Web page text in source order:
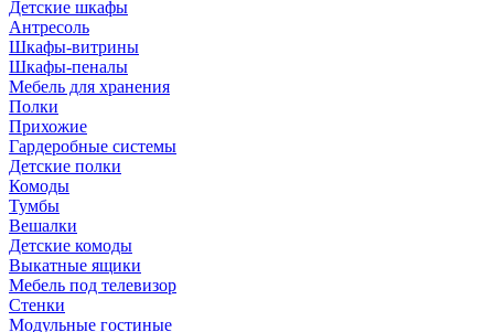
Детские шкафы
Антресоль
Шкафы-витрины
Шкафы-пеналы
Мебель для хранения
Полки
Прихожие
Гардеробные системы
Детские полки
Комоды
Тумбы
Вешалки
Детские комоды
Выкатные ящики
Мебель под телевизор
Стенки
Модульные гостиные